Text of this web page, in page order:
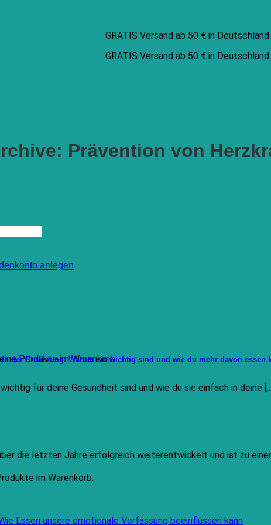
GRATIS Versand ab 50 € in
GRATIS Versand ab 50 € in
anlegen
Produkte im Warenkorb.
im Warenkorb.
Prävention von
der Ernährung: Warum sie wichtig sind und wie du mehr davon essen
für deine Gesundheit sind und wie du sie einfach in deine [...]
die letzten Jahre erfolgreich weiterentwickelt und ist zu
Essen unsere emotionale Verfassung beeinflussen kann